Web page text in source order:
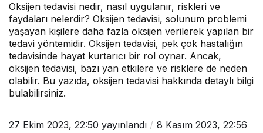
Oksijen tedavisi nedir, nasıl uygulanır, riskleri ve
faydaları nelerdir? Oksijen tedavisi, solunum problemi
yaşayan kişilere daha fazla oksijen verilerek yapılan bir
tedavi yöntemidir. Oksijen tedavisi, pek çok hastalığın
tedavisinde hayat kurtarıcı bir rol oynar. Ancak,
oksijen tedavisi, bazı yan etkilere ve risklere de neden
olabilir. Bu yazıda, oksijen tedavisi hakkında detaylı bilgi
bulabilirsiniz.
27 Ekim 2023, 22:50 yayınlandı
8 Kasım 2023, 22:56
Her Şey